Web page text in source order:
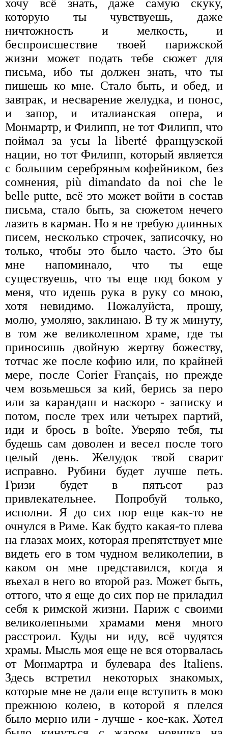
хочу всё знать, даже самую скуку,
которую ты чувствуешь, даже
ничтожность и мелкость, и
беспроисшествие твоей парижской
жизни может подать тебе сюжет для
письма, ибо ты должен знать, что ты
пишешь ко мне. Стало быть, и обед, и
завтрак, и несварение желудка, и понос,
и запор, и италианская опера, и
Монмартр, и Филипп, не тот Филипп, что
поймал за усы la liberté французской
нации, но тот Филипп, который является
с большим серебряным кофейником, без
сомнения, più dimandato da noi che le
belle putte, всё это может войти в состав
письма, стало быть, за сюжетом нечего
лазить в карман. Но я не требую длинных
писем, несколько строчек, записочку, но
только, чтобы это было часто. Это бы
мне напоминало, что ты еще
существуешь, что ты еще под боком у
меня, что идешь рука в руку со мною,
хотя невидимо. Пожалуйста, прошу,
молю, умоляю, заклинаю. В ту ж минуту,
в том же великолепном храме, где ты
приносишь двойную жертву божеству,
тотчас же после кофию или, по крайней
мере, после Corier Français, но прежде
чем возьмешься за кий, берись за перо
или за карандаш и наскоро - записку и
потом, после трех или четырех партий,
иди и брось в boîte. Уверяю тебя, ты
будешь сам доволен и весел после того
целый день. Желудок твой сварит
исправно. Рубини будет лучше петь.
Гризи будет в пятьсот раз
привлекательнее. Попробуй только,
исполни. Я до сих пор еще как-то не
очнулся в Риме. Как будто какая-то плева
на глазах моих, которая препятствует мне
видеть его в том чудном великолепии, в
каком он мне представился, когда я
въехал в него во второй раз. Может быть,
оттого, что я еще до сих пор не приладил
себя к римской жизни. Париж с своими
великолепными храмами меня много
расстроил. Куды ни иду, всё чудятся
храмы. Мысль моя еще не вся оторвалась
от Монмартра и булевара des Italiens.
Здесь встретил некоторых знакомых,
которые мне не дали еще вступить в мою
прежнюю колею, в которой я плелся
было мерно или - лучше - кое-как. Хотел